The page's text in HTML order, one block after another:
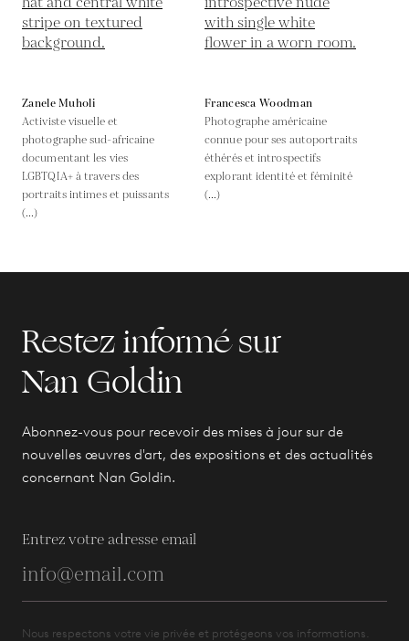
Zanele Muholi
Activiste visuelle et
photographe sud-africaine
documentant les vies
LGBTQIA+ à travers des
portraits intimes et puissants
(...)
Francesca Woodman
Photographe américaine
connue pour ses autoportraits
éthérés et introspectifs
explorant identité et féminité
(...)
Restez informé sur
Nan Goldin
Abonnez-vous pour recevoir des mises à jour sur de
nouvelles œuvres d'art, des expositions et des actualités
concernant Nan Goldin.
Entrez votre adresse email
Nous respectons votre vie privée et protégeons vos informations.